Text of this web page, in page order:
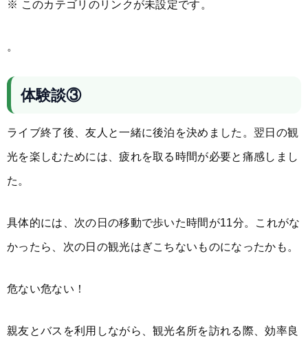
※ このカテゴリのリンクが未設定です。
体験談③
ライブ終了後、友人と一緒に後泊を決めました。翌日の観
光を楽しむためには、疲れを取る時間が必要と痛感しまし
た。
具体的には、次の日の移動で歩いた時間が11分。これがな
かったら、次の日の観光はぎこちないものになったかも。
危ない危ない！
親友とバスを利用しながら、観光名所を訪れる際、効率良